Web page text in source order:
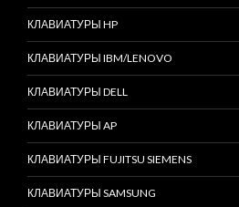
КЛАВИАТУРЫ HP
КЛАВИАТУРЫ IBM/LENOVO
КЛАВИАТУРЫ DELL
КЛАВИАТУРЫ AP
КЛАВИАТУРЫ FUJITSU SIEMENS
КЛАВИАТУРЫ SAMSUNG